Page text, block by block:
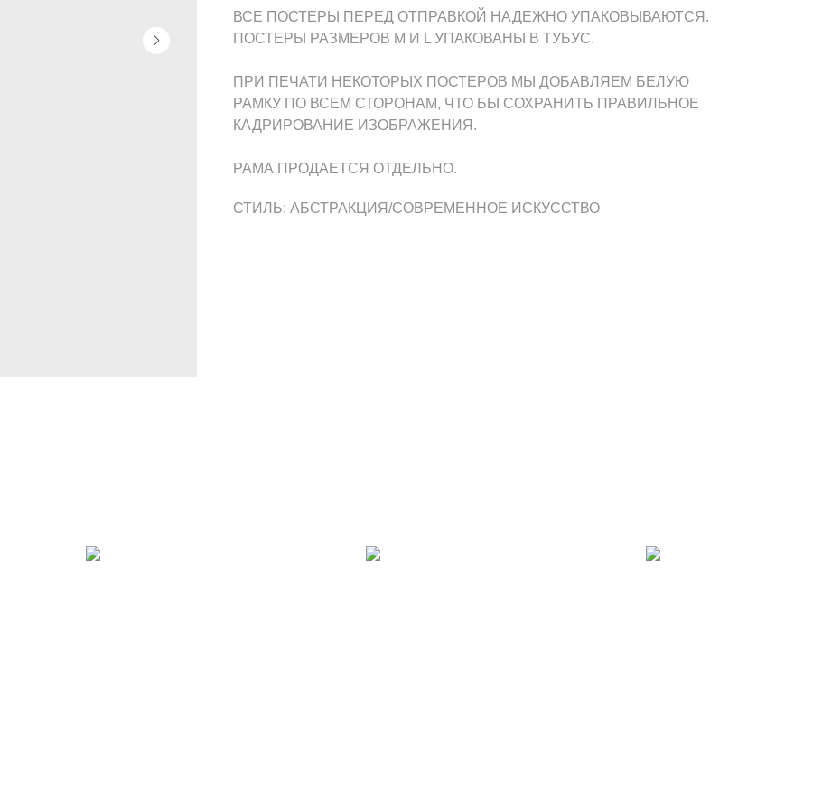
ВСЕ ПОСТЕРЫ ПЕРЕД ОТПРАВКОЙ НАДЕЖНО УПАКОВЫВАЮТСЯ.
ПОСТЕРЫ РАЗМЕРОВ M И L УПАКОВАНЫ В ТУБУС.
ПРИ ПЕЧАТИ НЕКОТОРЫХ ПОСТЕРОВ МЫ ДОБАВЛЯЕМ БЕЛУЮ
РАМКУ ПО ВСЕМ СТОРОНАМ, ЧТО БЫ СОХРАНИТЬ ПРАВИЛЬНОЕ
КАДРИРОВАНИЕ ИЗОБРАЖЕНИЯ.
РАМА ПРОДАЕТСЯ ОТДЕЛЬНО.
СТИЛЬ: АБСТРАКЦИЯ/СОВРЕМЕННОЕ ИСКУССТВО